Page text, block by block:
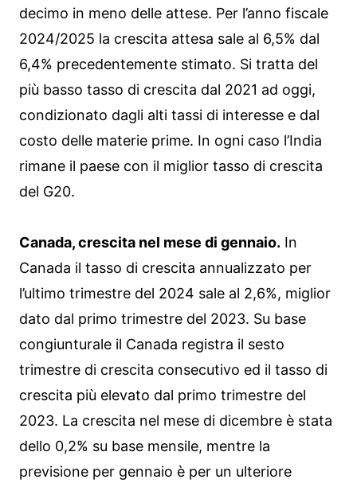
decimo in meno delle attese. Per l’anno fiscale
2024/2025 la crescita attesa sale al 6,5% dal
6,4% precedentemente stimato. Si tratta del
più basso tasso di crescita dal 2021 ad oggi,
condizionato dagli alti tassi di interesse e dal
costo delle materie prime. In ogni caso l’India
rimane il paese con il miglior tasso di crescita
del G20.
Canada, crescita nel mese di gennaio. In
Canada il tasso di crescita annualizzato per
l’ultimo trimestre del 2024 sale al 2,6%, miglior
dato dal primo trimestre del 2023. Su base
congiunturale il Canada registra il sesto
trimestre di crescita consecutivo ed il tasso di
crescita più elevato dal primo trimestre del
2023. La crescita nel mese di dicembre è stata
dello 0,2% su base mensile, mentre la
previsione per gennaio è per un ulteriore